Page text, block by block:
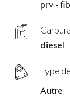
prv -
diesel
Type
Autre